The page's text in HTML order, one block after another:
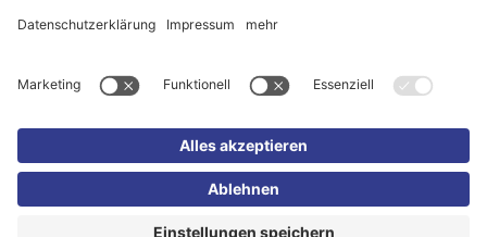
KI-übersetzte Inhalte markieren
auswählen